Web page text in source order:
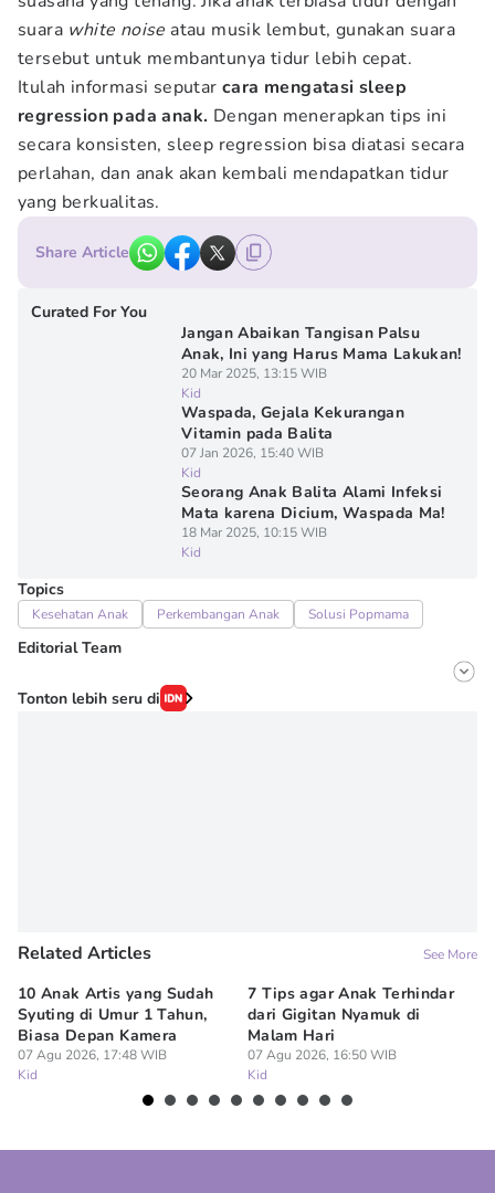
suara white noise atau musik lembut, gunakan suara
tersebut untuk membantunya tidur lebih cepat.
Itulah informasi seputar cara mengatasi sleep
regression pada anak. Dengan menerapkan tips ini
secara konsisten, sleep regression bisa diatasi secara
perlahan, dan anak akan kembali mendapatkan tidur
yang berkualitas.
Share Article
Curated For You
Jangan Abaikan Tangisan Palsu
Anak, Ini yang Harus Mama Lakukan!
20 Mar 2025, 13:15 WIB
Kid
Waspada, Gejala Kekurangan
Vitamin pada Balita
07 Jan 2026, 15:40 WIB
Kid
Seorang Anak Balita Alami Infeksi
Mata karena Dicium, Waspada Ma!
18 Mar 2025, 10:15 WIB
Kid
Topics
Kesehatan Anak Perkembangan Anak Solusi Popmama
Editorial Team
Editor
Rayhan Fairuz SA
Tonton lebih seru di
Related Articles See More
10 Anak Artis yang Sudah
Syuting di Umur 1 Tahun,
Biasa Depan Kamera
07 Agu 2026, 17:48 WIB
Kid
7 Tips agar Anak Terhindar
dari Gigitan Nyamuk di
Malam Hari
07 Agu 2026, 16:50 WIB
Kid